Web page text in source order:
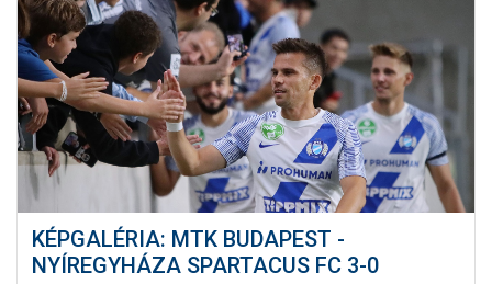
KÉPGALÉRIA: MTK BUDAPEST -
NYÍREGYHÁZA SPARTACUS FC 3-0